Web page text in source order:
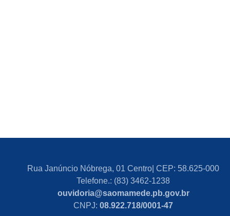
Rua Janúncio Nóbrega, 01 Centro| CEP: 58.625-000
Telefone.: (83) 3462-1238
ouvidoria@saomamede.pb.gov.br
CNPJ: 08.922.718/0001-47